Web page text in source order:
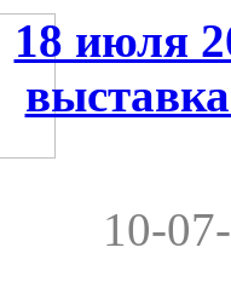
18 июля
10-